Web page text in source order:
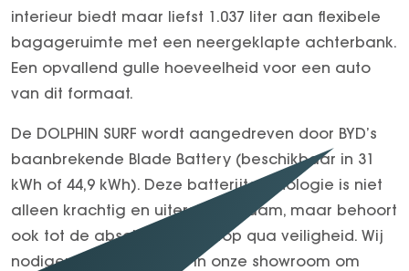
interieur biedt maar liefst 1.037 liter aan flexibele
bagageruimte met een neergeklapte achterbank.
Een opvallend gulle hoeveelheid voor een auto
van dit formaat.
De DOLPHIN SURF wordt aangedreven door BYD’s
baanbrekende Blade Battery (beschikbaar in 31
kWh of 44,9 kWh). Deze batterijtechnologie is niet
alleen krachtig en uiterst duurzaam, maar behoort
ook tot de absolute wereldtop qua veiligheid. Wij
nodigen u van harte uit in onze showroom om